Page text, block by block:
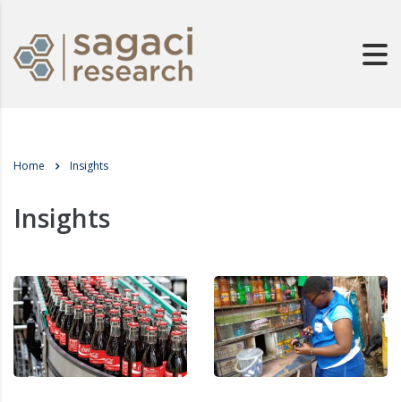
Home Insights
Insights